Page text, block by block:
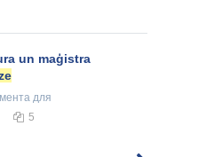
un maģistra
для
5